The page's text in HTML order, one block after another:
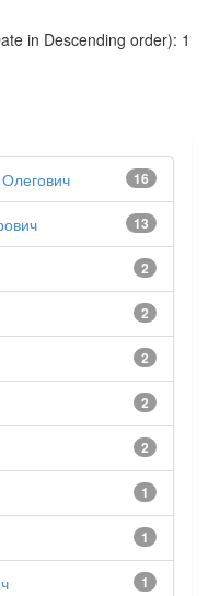
in Descending order): 1
16
13
2
2
2
2
2
1
1
1